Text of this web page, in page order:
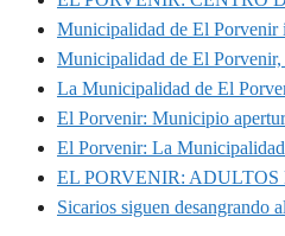
Municipalidad de El Porvenir
Municipalidad de El
La Municipalidad de El
El Porvenir: Municipio
El Porvenir: La
EL PORVENIR:
Sicarios siguen desangrando